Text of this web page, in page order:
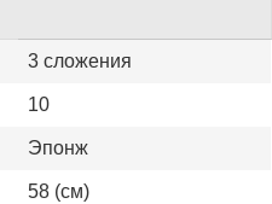
3 сложения
10
Эпонж
58 (см)